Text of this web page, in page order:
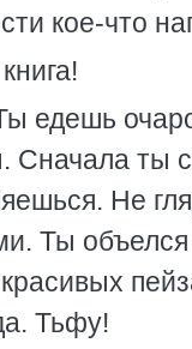
кое-что
едешь
Сначала ты
Не
Ты
Тьфу!